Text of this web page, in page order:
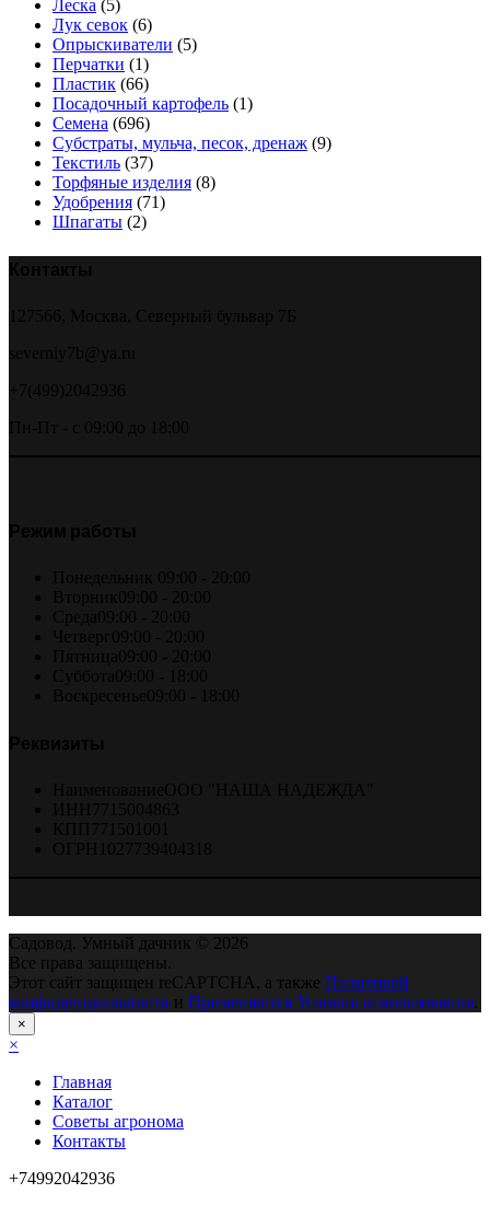
Леска (5)
Лук севок (6)
Опрыскиватели (5)
Перчатки (1)
Пластик (66)
Посадочный картофель (1)
Семена (696)
Субстраты, мульча, песок, дренаж (9)
Текстиль (37)
Торфяные изделия (8)
Удобрения (71)
Шпагаты (2)
Садовод. Умный дачник © 2026
Все права защищены.
Этот сайт защищен reCAPTCHA, а также Политикой
конфиденциальности и Применяются Условия использования
×
×
Главная
Каталог
Советы агронома
Контакты
+74992042936